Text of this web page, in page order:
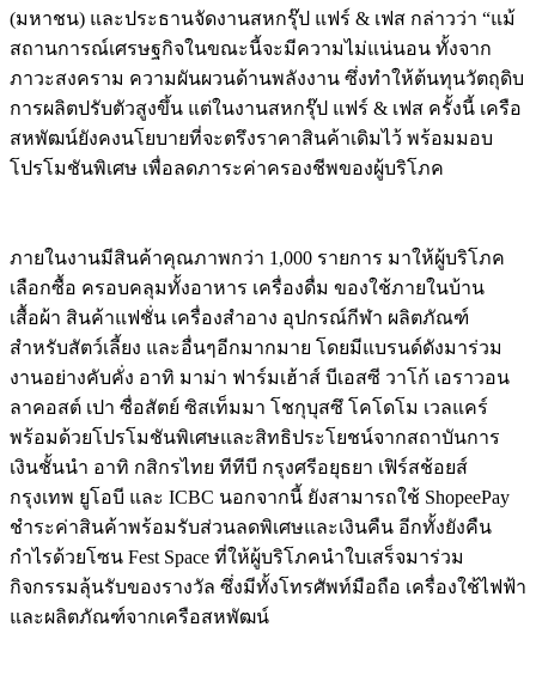
(มหาชน) และประธานจัดงานสหกรุ๊ป แฟร์ & เฟส กล่าวว่า “แม้
สถานการณ์เศรษฐกิจในขณะนี้จะมีความไม่แน่นอน ทั้งจาก
ภาวะสงคราม ความผันผวนด้านพลังงาน ซึ่งทำให้ต้นทุนวัตถุดิบ
การผลิตปรับตัวสูงขึ้น แต่ในงานสหกรุ๊ป แฟร์ & เฟส ครั้งนี้ เครือ
สหพัฒน์ยังคงนโยบายที่จะตรึงราคาสินค้าเดิมไว้ พร้อมมอบ
โปรโมชันพิเศษ เพื่อลดภาระค่าครองชีพของผู้บริโภค
ภายในงานมีสินค้าคุณภาพกว่า 1,000 รายการ มาให้ผู้บริโภค
เลือกซื้อ ครอบคลุมทั้งอาหาร เครื่องดื่ม ของใช้ภายในบ้าน
เสื้อผ้า สินค้าแฟชั่น เครื่องสำอาง อุปกรณ์กีฬา ผลิตภัณฑ์
สำหรับสัตว์เลี้ยง และอื่นๆอีกมากมาย โดยมีแบรนด์ดังมาร่วม
งานอย่างคับคั่ง อาทิ มาม่า ฟาร์มเฮ้าส์ บีเอสซี วาโก้ เอราวอน
ลาคอสต์ เปา ซื่อสัตย์ ซิสเท็มมา โชกุบุสซึ โคโดโม เวลแคร์
พร้อมด้วยโปรโมชันพิเศษและสิทธิประโยชน์จากสถาบันการ
เงินชั้นนำ อาทิ กสิกรไทย ทีทีบี กรุงศรีอยุธยา เฟิร์สช้อยส์
กรุงเทพ ยูโอบี และ ICBC นอกจากนี้ ยังสามารถใช้ ShopeePay
ชำระค่าสินค้าพร้อมรับส่วนลดพิเศษและเงินคืน อีกทั้งยังคืน
กำไรด้วยโซน Fest Space ที่ให้ผู้บริโภคนำใบเสร็จมาร่วม
กิจกรรมลุ้นรับของรางวัล ซึ่งมีทั้งโทรศัพท์มือถือ เครื่องใช้ไฟฟ้า
และผลิตภัณฑ์จากเครือสหพัฒน์